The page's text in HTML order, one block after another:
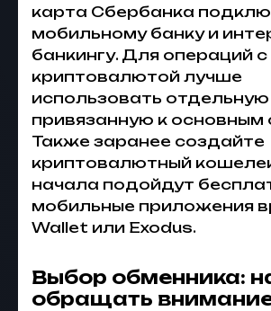
карта Сбербанка
мобильному банку и
банкингу. Для операций с
криптовалютой лучше
использовать отдельную
привязанную к основным
Также заранее создайте
криптовалютный
начала подойдут
мобильные приложения
Wallet или Exodus.
Выбор обменника:
обращать